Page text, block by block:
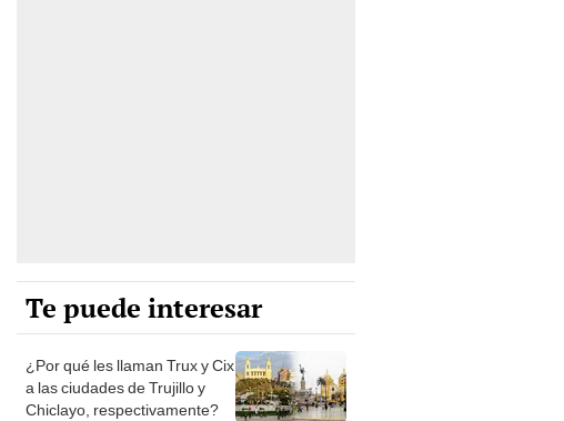
Te puede interesar
¿Por qué les llaman Trux y Cix
a las ciudades de Trujillo y
Chiclayo, respectivamente?